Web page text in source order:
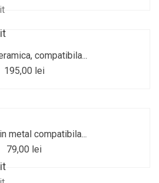
compatibila...
195,00 lei
metal compatibila...
79,00 lei